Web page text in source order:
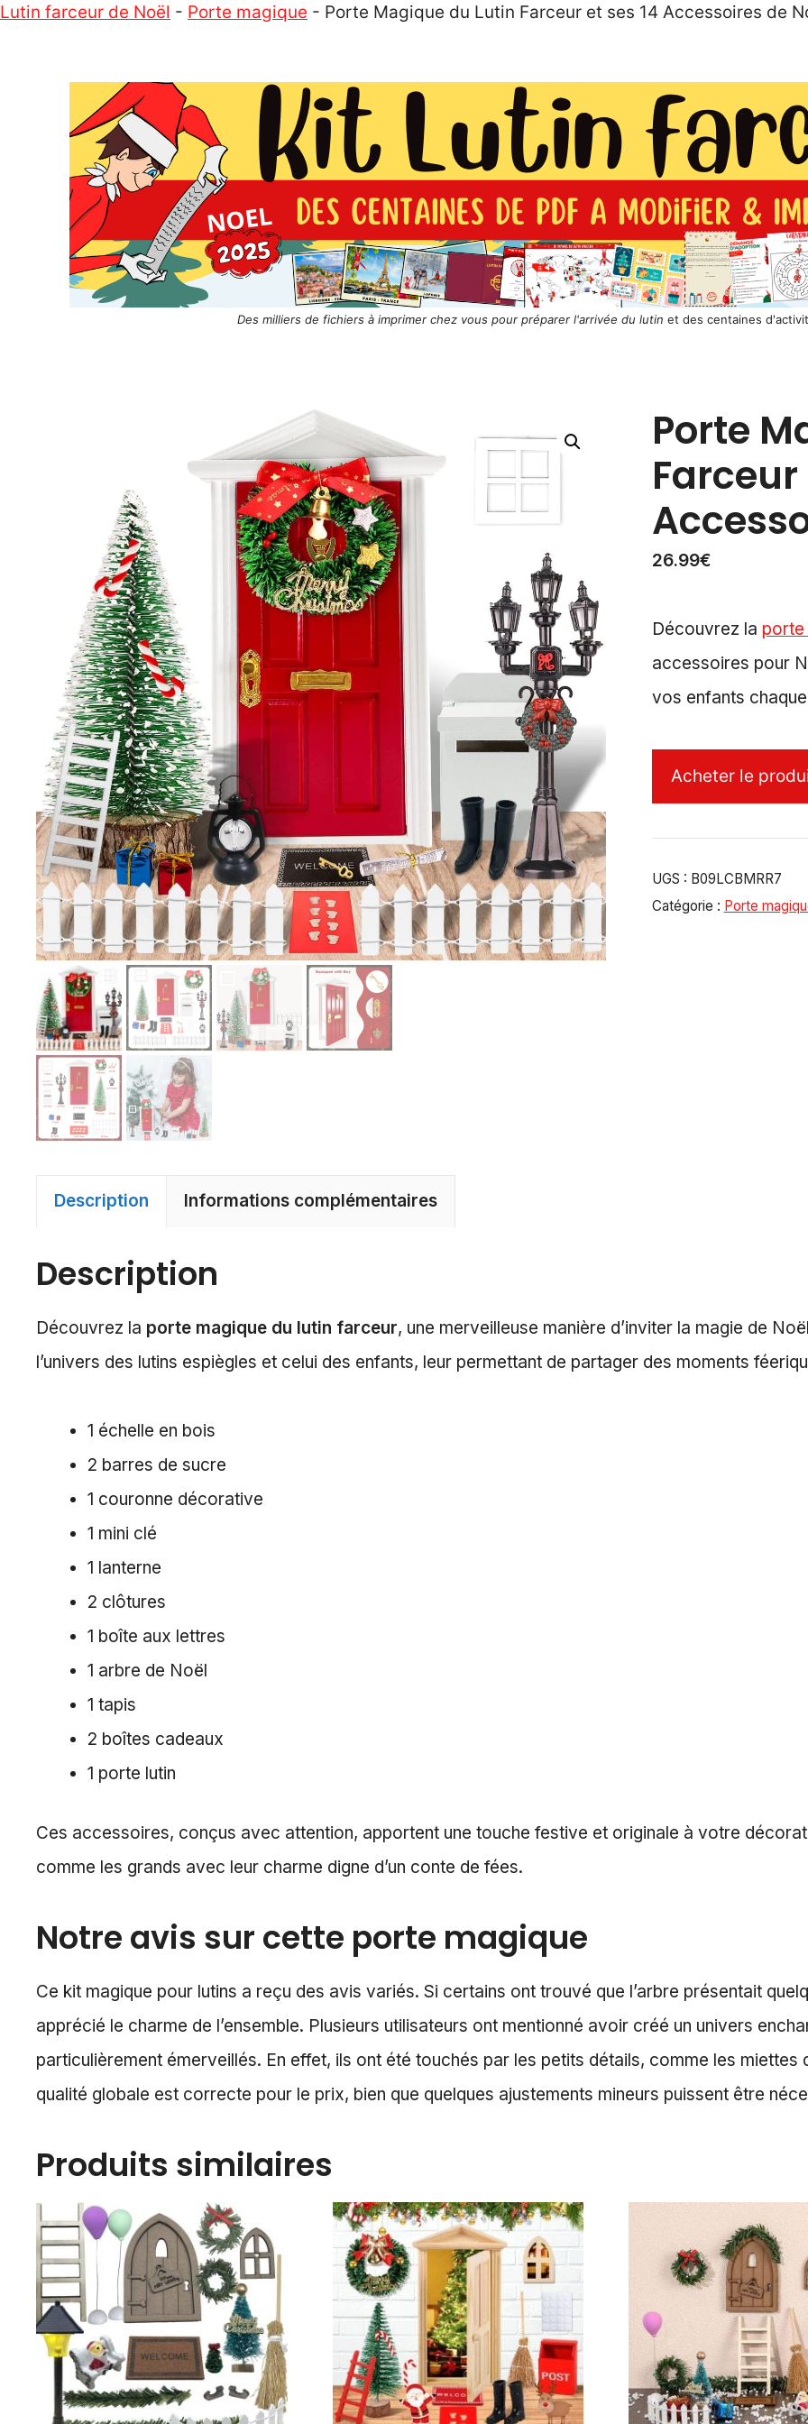
Lutin farceur de Noël - Porte magique - Porte Magique du Lutin Farceur et ses 14 Accessoires de
Des milliers de fichiers à imprimer chez vous pour préparer l'arrivée du lutin et des centaines
Porte
Farceur
26.99€
Découvrez la porte
accessoires pour
vos enfants
Acheter le
UGS : B09LCBMRR7
Catégorie : Porte
Description Informations complémentaires
Description
Découvrez la porte magique du lutin farceur, une merveilleuse manière d’inviter la magie de
l’univers des lutins espiègles et celui des enfants, leur permettant de partager des moments
1 échelle en bois
2 barres de sucre
1 couronne décorative
1 mini clé
1 lanterne
2 clôtures
1 boîte aux lettres
1 arbre de Noël
1 tapis
2 boîtes cadeaux
1 porte lutin
Ces accessoires, conçus avec attention, apportent une touche festive et originale à votre
comme les grands avec leur charme digne d’un conte de fées.
Notre avis sur cette porte magique
Ce kit magique pour lutins a reçu des avis variés. Si certains ont trouvé que l’arbre présentait
apprécié le charme de l’ensemble. Plusieurs utilisateurs ont mentionné avoir créé un univers
particulièrement émerveillés. En effet, ils ont été touchés par les petits détails, comme les
qualité globale est correcte pour le prix, bien que quelques ajustements mineurs puissent être
Produits similaires